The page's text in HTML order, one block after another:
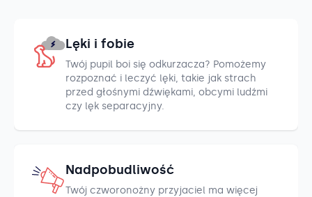
Lęki i fobie
Twój pupil boi się odkurzacza? Pomożemy
rozpoznać i leczyć lęki, takie jak strach
przed głośnymi dźwiękami, obcymi ludźmi
czy lęk separacyjny.
Nadpobudliwość
Twój czworonożny przyjaciel ma więcej